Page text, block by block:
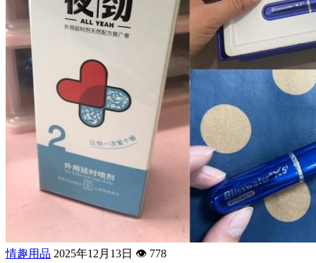
情趣用品 2025年12月13日 👁️ 778